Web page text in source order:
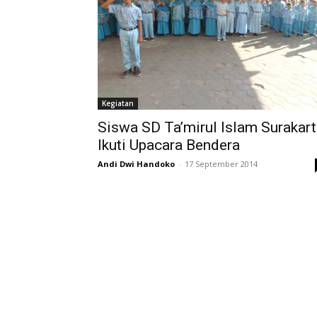
Kegiatan
Siswa SD Ta’mirul Islam
Ikuti Upacara Bendera
Andi Dwi Handoko - 17 September 2014